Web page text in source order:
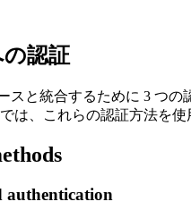
の認証
スと統合するために 3 つ
は、これらの認証方法を
authentication